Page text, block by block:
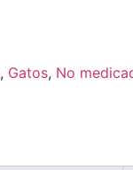
, Gatos, No